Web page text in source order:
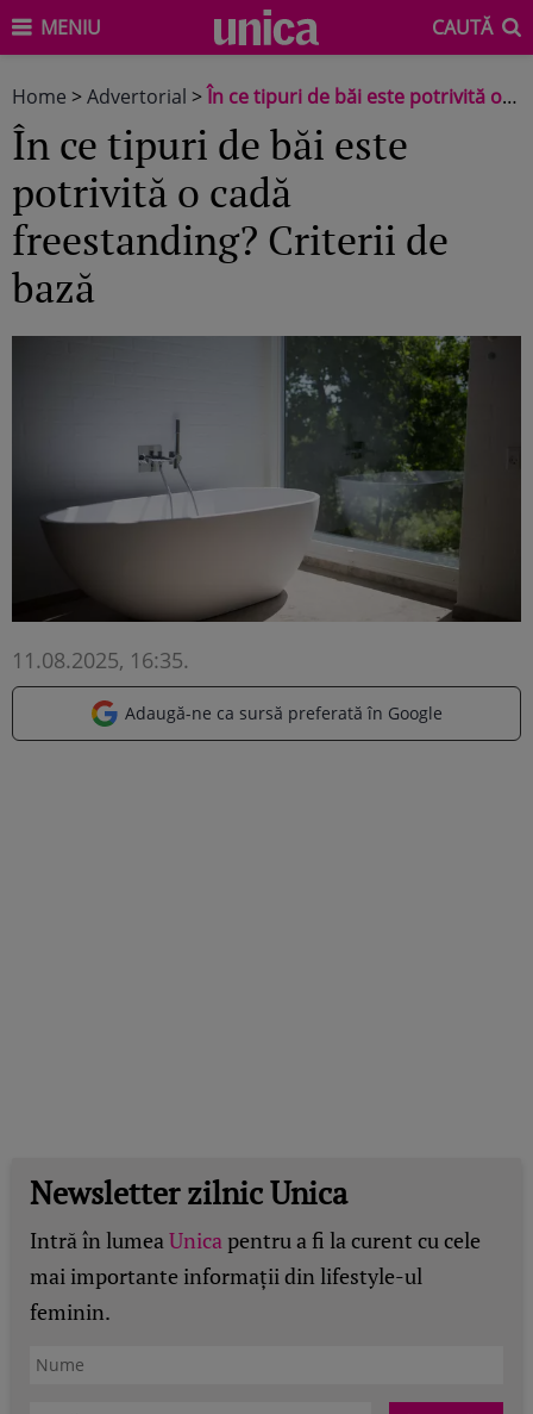
MENIU CAUTĂ
Home >Advertorial >În ce tipuri de băi este potrivită o cadă freestanding? Criterii de bază
În ce tipuri de băi este
potrivită o cadă
freestanding? Criterii de
bază
11.08.2025, 16:35.
Adaugă-ne ca sursă preferată în Google
Newsletter zilnic Unica
Intră în lumeaUnicapentru a fi la curent cu cele
mai importante informații din lifestyle-ul
feminin.